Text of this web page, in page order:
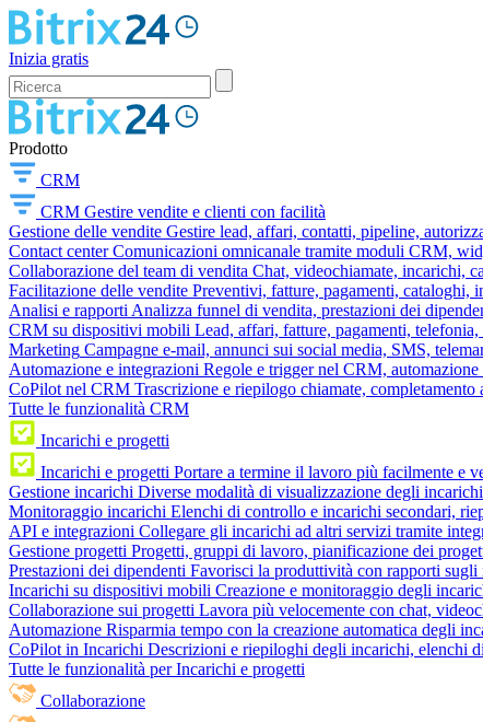
Inizia gratis
Prodotto
CRM
CRM Gestire vendite e clienti con facilità
Gestione delle vendite Gestire lead, affari, contatti, pipeline,
Contact center Comunicazioni omnicanale tramite moduli CRM,
Collaborazione del team di vendita Chat, videochiamate, incarichi,
Facilitazione delle vendite Preventivi, fatture, pagamenti, cataloghi,
Analisi e rapporti Analizza funnel di vendita, prestazioni dei
CRM su dispositivi mobili Lead, affari, fatture, pagamenti,
Marketing Campagne e-mail, annunci sui social media, SMS,
Automazione e integrazioni Regole e trigger nel CRM,
CoPilot nel CRM Trascrizione e riepilogo chiamate,
Tutte le funzionalità CRM
Incarichi e progetti
Incarichi e progetti Portare a termine il lavoro più facilmente e
Gestione incarichi Diverse modalità di visualizzazione degli incarichi
Monitoraggio incarichi Elenchi di controllo e incarichi secondari,
API e integrazioni Collegare gli incarichi ad altri servizi tramite
Gestione progetti Progetti, gruppi di lavoro, pianificazione dei
Prestazioni dei dipendenti Favorisci la produttività con rapporti
Incarichi su dispositivi mobili Creazione e monitoraggio degli
Collaborazione sui progetti Lavora più velocemente con chat,
Automazione Risparmia tempo con la creazione automatica degli
CoPilot in Incarichi Descrizioni e riepiloghi degli incarichi, elenchi
Tutte le funzionalità per Incarichi e progetti
Collaborazione